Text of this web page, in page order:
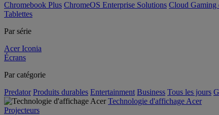
Chromebook Plus ChromeOS Enterprise Solutions Cloud Gaming
Tablettes
Par série
Acer Iconia
Écrans
Par catégorie
Predator Produits durables Entertainment Business Tous les jours
Technologie d'affichage Acer
Projecteurs